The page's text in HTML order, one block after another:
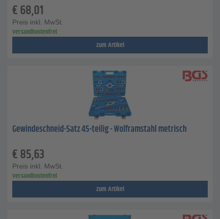
€68,01
Preis inkl. MwSt.
versandkostenfrei
zum Artikel
Gewindeschneid-Satz 45-teilig - Wolframstahl metrisch
€85,63
Preis inkl. MwSt.
versandkostenfrei
zum Artikel